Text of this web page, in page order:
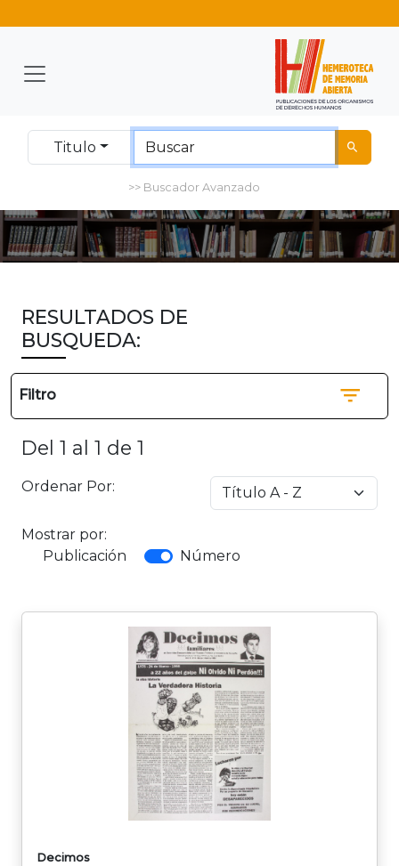
Titulo
>> Buscador Avanzado
RESULTADOS DE
BUSQUEDA:
Filtro
Del 1 al 1 de 1
Ordenar Por:
Mostrar por:
Publicación
Número
Decimos